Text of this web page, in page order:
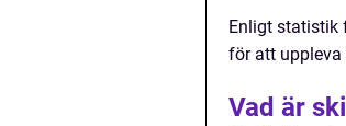
Enligt statistik
för att uppleva
Vad är